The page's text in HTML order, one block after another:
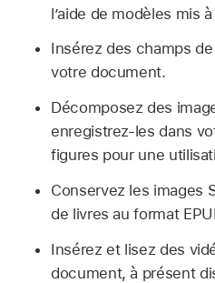
l’aide de modèles mis
Insérez des champs
votre document.
Décomposez des
enregistrez-les dans
figures pour une
Conservez les images
de livres au format
Insérez et lisez des
document, à présent